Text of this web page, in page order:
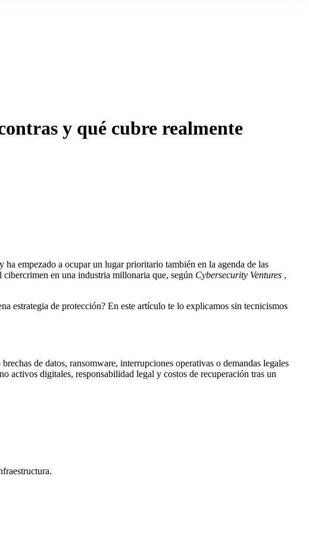
y qué cubre realmente
empezado a ocupar un lugar prioritario también en la agenda de las
cibercrimen en una industria millonaria que, según Cybersecurity Ventures ,
estrategia de protección? En este artículo te lo explicamos sin tecnicismos
de datos, ransomware, interrupciones operativas o demandas legales
activos digitales, responsabilidad legal y costos de recuperación tras un